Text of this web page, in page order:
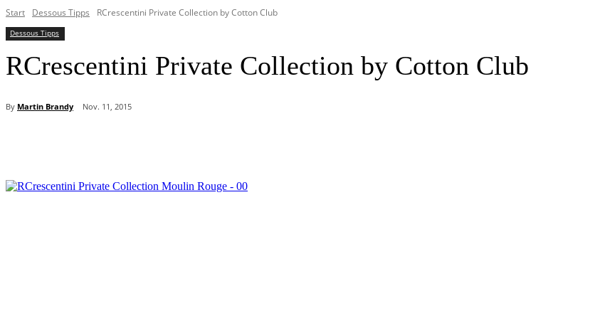
Start Dessous Tipps RCrescentini Private Collection by Cotton Club
Dessous Tipps
RCrescentini Private Collection by Cotton Club
By Martin Brandy Nov. 11, 2015